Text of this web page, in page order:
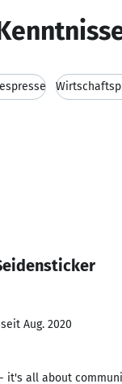
Aug. 2020
it's all about